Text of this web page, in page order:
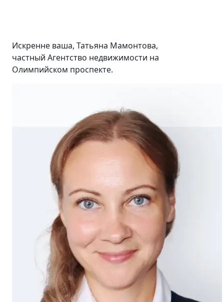
Искренне ваша, Татьяна Мамонтова,
частный Агентство недвижимости на
Олимпийском проспекте.